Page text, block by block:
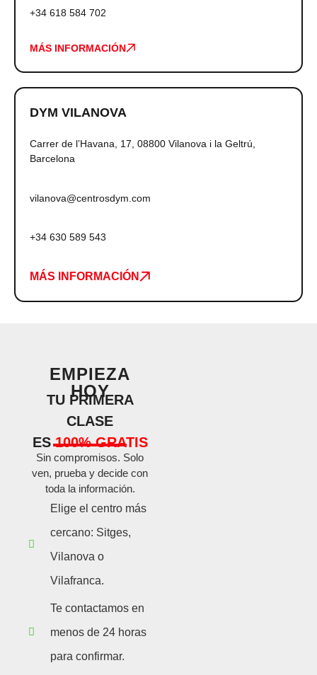
+34 618 584 702
MÁS INFORMACIÓN
DYM VILANOVA
Carrer de l’Havana, 17, 08800 Vilanova i la Geltrú,
Barcelona
vilanova@centrosdym.com
+34 630 589 543
MÁS INFORMACIÓN
EMPIEZA
HOY
TU PRIMERA
CLASE
ES100% GRATIS
Sin compromisos. Solo
ven, prueba y decide con
toda la información.
Elige el centro más
cercano: Sitges,
Vilanova o
Vilafranca.
Te contactamos en
menos de 24 horas
para confirmar.